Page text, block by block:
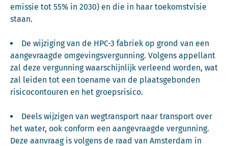
emissie tot 55% in 2030) en die in haar toekomstvisie
staan.
De wijziging van de HPC-3 fabriek op grond van een
aangevraagde omgevingsvergunning. Volgens appellant
zal deze vergunning waarschijnlijk verleend worden, wat
zal leiden tot een toename van de plaatsgebonden
risicocontouren en het groepsrisico.
Deels wijzigen van wegtransport naar transport over
het water, ook conform een aangevraagde vergunning.
Deze aanvraag is volgens de raad van Amsterdam in